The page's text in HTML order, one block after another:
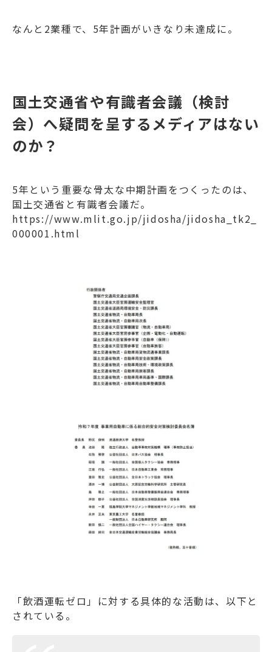
なんと2業種で、5年計画がいきなり未達成に。
国土交通省や有識者会議（検討
会）へ疑問を呈するメディアはない
のか？
5年という重要な骨太な中期計画をつくったのは、
国土交通省と有識者会議だ。
https://www.mlit.go.jp/jidosha/jidosha_tk2_
000001.html
「飲酒運転ゼロ」に対する具体的な活動は、以下と
されている。